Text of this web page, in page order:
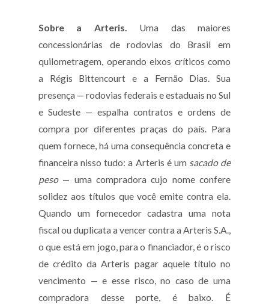
Sobre a Arteris. Uma das maiores
concessionárias de rodovias do Brasil em
quilometragem, operando eixos críticos como
a Régis Bittencourt e a Fernão Dias. Sua
presença — rodovias federais e estaduais no Sul
e Sudeste — espalha contratos e ordens de
compra por diferentes praças do país. Para
quem fornece, há uma consequência concreta e
financeira nisso tudo: a Arteris é um sacado de
peso— uma compradora cujo nome confere
solidez aos títulos que você emite contra ela.
Quando um fornecedor cadastra uma nota
fiscal ou duplicata a vencer contra a Arteris S.A.,
o que está em jogo, para o financiador, é o risco
de crédito da Arteris pagar aquele título no
vencimento — e esse risco, no caso de uma
compradora desse porte, é baixo. É